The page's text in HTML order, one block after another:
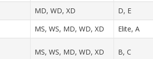
MD, WD, XD D, E
MS, WS, MD, WD, XD Elite, A
MS, WS, MD, WD, XD B, C